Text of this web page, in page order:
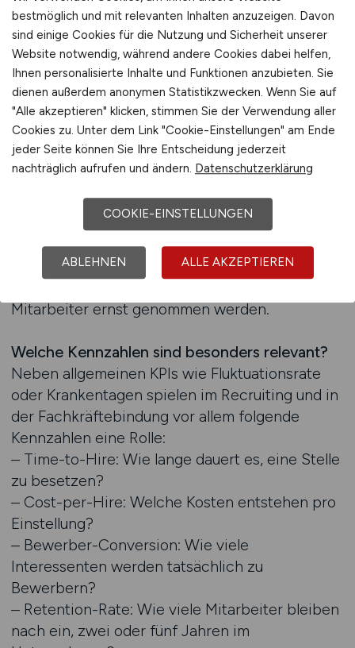
Warum ist Feedback so wertvoll?
Mitarbeiter-Feedback gibt Aufschluss darüber,
wie das Unternehmen im Alltag wahrgenommen
wird. Regelmäßige Umfragen, Einzelgespräche
oder Feedback-Runden helfen, Bedürfnisse und
Probleme frühzeitig zu erkennen. Gerade in der
Energiebranche, die von Veränderungen wie
Digitalisierung, Energiewende und neuen
Technologien geprägt ist, brauchen Fachkräfte
das Gefühl, gehört zu werden. Arbeitgeber, die
offen für Rückmeldungen sind und sichtbar auf
sie reagieren, stärken Vertrauen und Loyalität.
Mitarbeiter ernst genommen werden.
Welche Kennzahlen sind besonders relevant?
Neben allgemeinen KPIs wie Fluktuationsrate
oder Krankentagen spielen im Recruiting und in
der Fachkräftebindung vor allem folgende
Kennzahlen eine Rolle:
– Time-to-Hire: Wie lange dauert es, eine Stelle
zu besetzen?
– Cost-per-Hire: Welche Kosten entstehen pro
Einstellung?
– Bewerber-Conversion: Wie viele
Interessenten werden tatsächlich zu
Bewerbern?
– Retention-Rate: Wie viele Mitarbeiter bleiben
nach ein, zwei oder fünf Jahren im
bestmöglich und mit relevanten Inhalten anzuzeigen. Davon
sind einige Cookies für die Nutzung und Sicherheit unserer
Website notwendig, während andere Cookies dabei helfen,
Ihnen personalisierte Inhalte und Funktionen anzubieten. Sie
dienen außerdem anonymen Statistikzwecken. Wenn Sie auf
"Alle akzeptieren" klicken, stimmen Sie der Verwendung aller
Cookies zu. Unter dem Link "Cookie-Einstellungen" am Ende
jeder Seite können Sie Ihre Entscheidung jederzeit
nachträglich aufrufen und ändern. Datenschutzerklärung
COOKIE-EINSTELLUNGEN
ABLEHNEN ALLE AKZEPTIEREN